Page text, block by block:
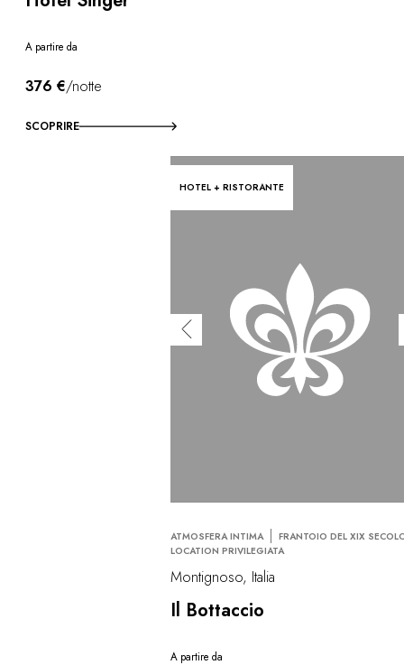
A partire da
376 €/notte
SCOPRIRE
HOTEL + RISTORANTE
ATMOSFERA INTIMA
FRANTOIO DEL XIX
LOCATION PRIVILEGIATA
Montignoso, Italia
Il Bottaccio
A partire da